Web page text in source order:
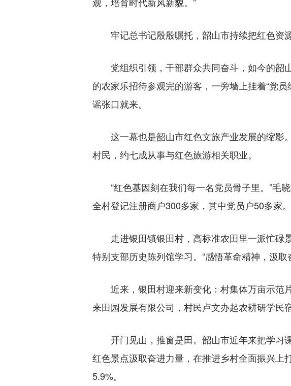
牢记总书记殷殷嘱托，韶山市持续把红色资
党组织引领，干部群众共同奋斗，如今的韶
的农家乐招待参观完的游客，一旁墙上挂着“党
谣张口就来。
这一幕也是韶山市红色文旅产业发展的缩影
村民，约七成从事与红色旅游相关职业。
“红色基因刻在我们每一名党员骨子里。”毛晓
全村登记注册商户300多家，其中党员户50多家。
走进银田镇银田村，高标准农田里一派忙碌
特别支部历史陈列馆学习。“感悟革命精神，汲取
近来，银田村迎来新变化：村集体万亩示范
来田园发展有限公司，村民卢文办起农耕研学民
开门见山，推窗是田。韶山市近年来把学习
红色景点汲取奋进力量，在推进乡村全面振兴
5.9%。